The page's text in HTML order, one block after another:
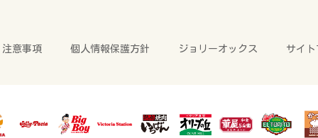
意事項 個人情報保護方針 ジョリーオックス サイ